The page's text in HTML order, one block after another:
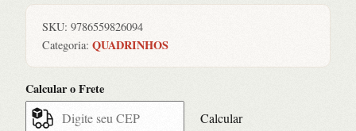
SKU: 9786559826094
Categoria: QUADRINHOS
Calcular o Frete
Calcular